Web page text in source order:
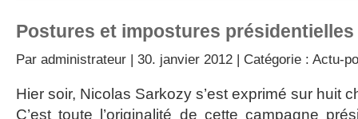
Postures et impostures présidentielles
Par administrateur | 30. janvier 2012 | Catégorie : Actu-
Hier soir, Nicolas Sarkozy s’est exprimé sur huit
C’est toute l’originalité de cette campagne